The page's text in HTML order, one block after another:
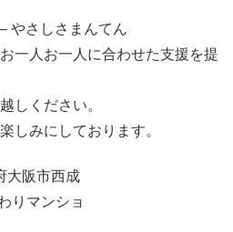
やさしさまんてん
人お一人に合わせた支援を提
しください。
しみにしております。
大阪市西成
りマンショ